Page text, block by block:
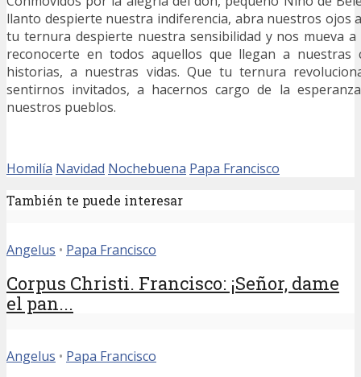
llanto despierte nuestra indiferencia, abra nuestros ojos
tu ternura despierte nuestra sensibilidad y nos mueva
reconocerte en todos aquellos que llegan a nuestras
historias, a nuestras vidas. Que tu ternura
sentirnos invitados, a hacernos cargo de la
nuestros pueblos.
Homilía Navidad Nochebuena Papa Francisco
También te puede interesar
Angelus • Papa Francisco
Corpus Christi. Francisco: ¡Señor, dame
el pan...
Angelus • Papa Francisco